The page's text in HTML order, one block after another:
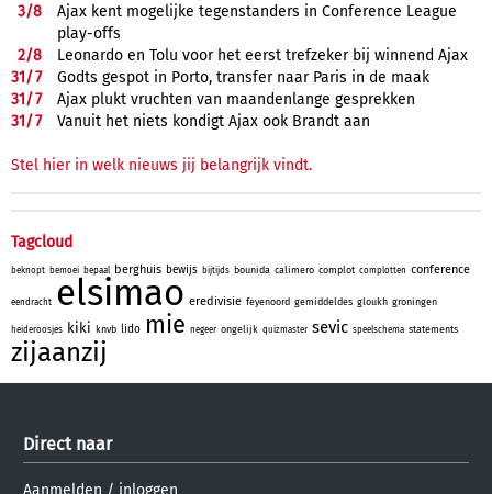
3/8
Ajax kent mogelijke tegenstanders in Conference League
play-offs
2/8
Leonardo en Tolu voor het eerst trefzeker bij winnend Ajax
31/7
Godts gespot in Porto, transfer naar Paris in de maak
31/7
Ajax plukt vruchten van maandenlange gesprekken
31/7 Vanuit het niets kondigt Ajax ook Brandt aan
Stel hier in welk nieuws jij belangrijk vindt.
Tagcloud
beknopt bemoei bepaal berghuis bewijs bijtijds bounida calimero complot complotten conference
eendracht elsimao eredivisie feyenoord gemiddeldes gloukh groningen
heideroosjes kiki knvb lido mie negeer ongelijk quizmaster sevic speelschema statements
zijaanzij
Direct naar
Aanmelden / inloggen